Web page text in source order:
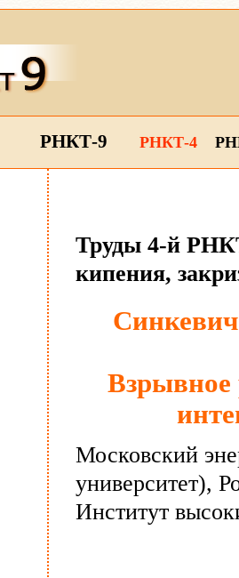
РНКТ-9 РНКТ-4
Труды 4-й
кипения,
Взрывное
Московский
университет),
Институт